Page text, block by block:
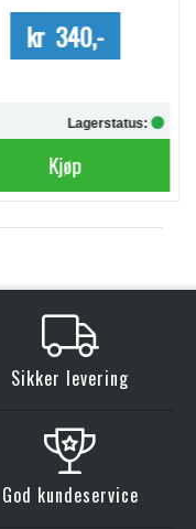
kr 340,-
Lagerstatus:
Kjøp
Sikker levering
God kundeservice